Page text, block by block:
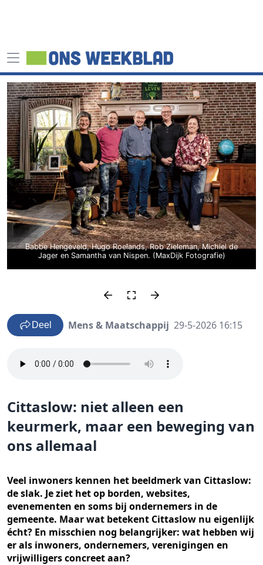
Babbe Hengeveld, Hugo Roelands, Rob Zieleman, Michiel de
Jager en Samantha van Nispen. (MaxDijk Fotografie)
Deel Mens & Maatschappij 29-5-2026 16:15
Cittaslow: niet alleen een
keurmerk, maar een beweging van
ons allemaal
Veel inwoners kennen het beeldmerk van Cittaslow:
de slak. Je ziet het op borden, websites,
evenementen en soms bij ondernemers in de
gemeente. Maar wat betekent Cittaslow nu eigenlijk
écht? En misschien nog belangrijker: wat hebben wij
er als inwoners, ondernemers, verenigingen en
vrijwilligers concreet aan?